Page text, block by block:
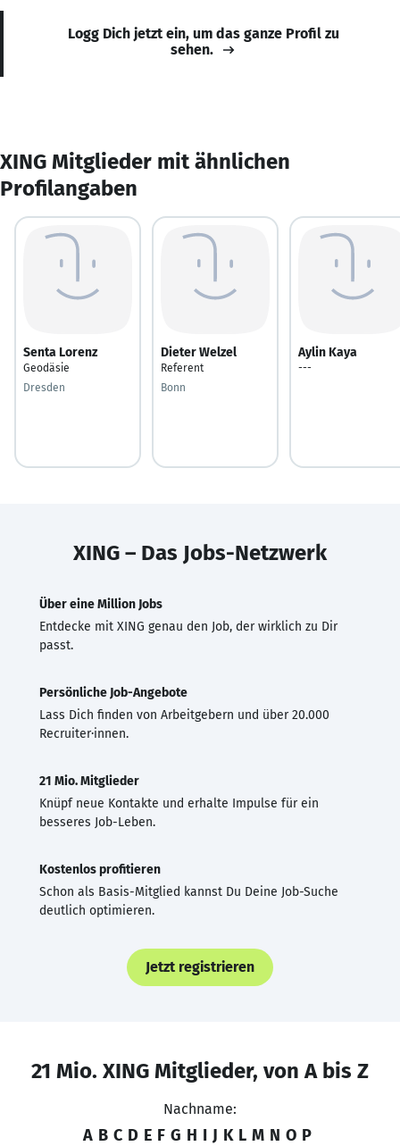
Logg Dich jetzt ein, um das ganze Profil zu
sehen.
XING Mitglieder mit ähnlichen
Profilangaben
Senta Lorenz
Geodäsie
Dresden
Dieter Welzel
Referent
Bonn
Aylin Kaya
---
XING – Das Jobs-Netzwerk
Über eine Million Jobs
Entdecke mit XING genau den Job, der wirklich zu Dir
passt.
Persönliche Job-Angebote
Lass Dich finden von Arbeitgebern und über 20.000
Recruiter·innen.
21 Mio. Mitglieder
Knüpf neue Kontakte und erhalte Impulse für ein
besseres Job-Leben.
Kostenlos profitieren
Schon als Basis-Mitglied kannst Du Deine Job-Suche
deutlich optimieren.
Jetzt registrieren
21 Mio. XING Mitglieder, von A bis Z
Nachname:
A B C D E F G H I J K L M N O P